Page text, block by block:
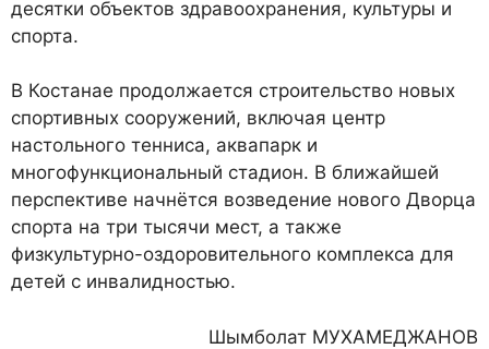
десятки объектов здравоохранения, культуры и
спорта.
В Костанае продолжается строительство новых
спортивных сооружений, включая центр
настольного тенниса, аквапарк и
многофункциональный стадион. В ближайшей
перспективе начнётся возведение нового Дворца
спорта на три тысячи мест, а также
физкультурно-оздоровительного комплекса для
детей с инвалидностью.
Шымболат МУХАМЕДЖАНОВ